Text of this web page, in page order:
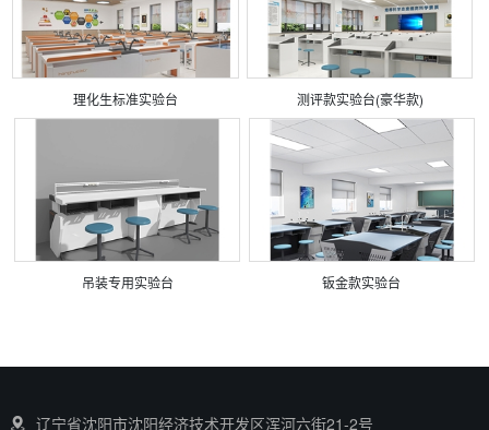
理化生标准实验台 测评款实验台(豪华款)
吊装专用实验台 钣金款实验台
辽宁省沈阳市沈阳经济技术开发区浑河六街21-2号